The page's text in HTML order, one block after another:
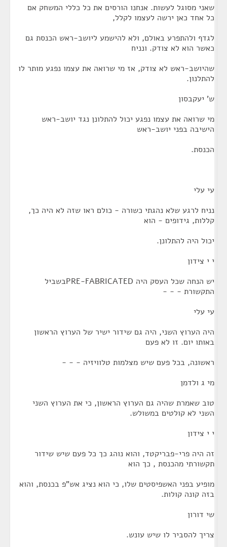
שאני מסוגל לעשות. אנחנו הורסים את כל כללי המשחק אם
כל אחד כאן ירשה לעצמו לקלל,
לגדף ולהתפרע באולם, ולא להישמע ליושב-ראש הכנסת גם
כאשר הוא לא צודק. ונניח
שהיושב-ראש לא צודק, אז מי שרואה את עצמו נפגע מותר לו
להתלנון.
ש' יעקבסון
מי שרואה את עצמו נפגע יכול להתלונן נגד יושב-ראש
הישיבה בפני יושב-ראש
הכנסת.
עי עלי
נניח לרגע שלא נהגתי כשורה - כולם ראו שזה לא היה כך,
קללות, גידופים - הוא
יכול היה להתלונן.
י י צידון
יש הנחה שכל העסק היה PRE-FABRICATEDבשביל
התקשורת - - -
עי עלי
היה הערוץ השני, היה גם שידור ישיר של הערוץ הראשון
באותו יום. זו לא פעם
ראשונה, בכל פעם שיש מצלמות טלוויזיה - - -
מי ג ולדמן
טוב שאמרת שהיה גם הערוץ הראשון, כי את הערוץ השני
השני לא קולטים במשולש.
י י צידון
זה היה פרי-פבריקטד, והוא נוהג כך כל פעם שיש שידור
תקשורתי מהכנסת , כך הוא
מופיע בפני האשפיסטים שלו, כי הוא נציג אש"פ בכנסת, והוא
בזה קונה קולות.
שי דורון
צריך להסביר לו שיש עונש.